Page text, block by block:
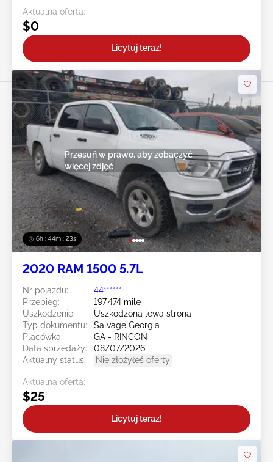
Aktualna oferta:
$0
Licytuj teraz!
6h : 44m : 20s
Przesuń w prawo, aby zobaczyć
więcej zdjęć
2020 RAM 1500 5.7L
Nr pojazdu:
44******
Przebieg:
197,474 mile
Uszkodzenie:
Uszkodzona lewa strona
Typ dokumentu:
Salvage Georgia
Placówka:
GA - RINCON
Data sprzedaży:
08/07/2026
Aktualny status:
Nie złożyłeś oferty
Aktualna oferta:
$25
Licytuj teraz!